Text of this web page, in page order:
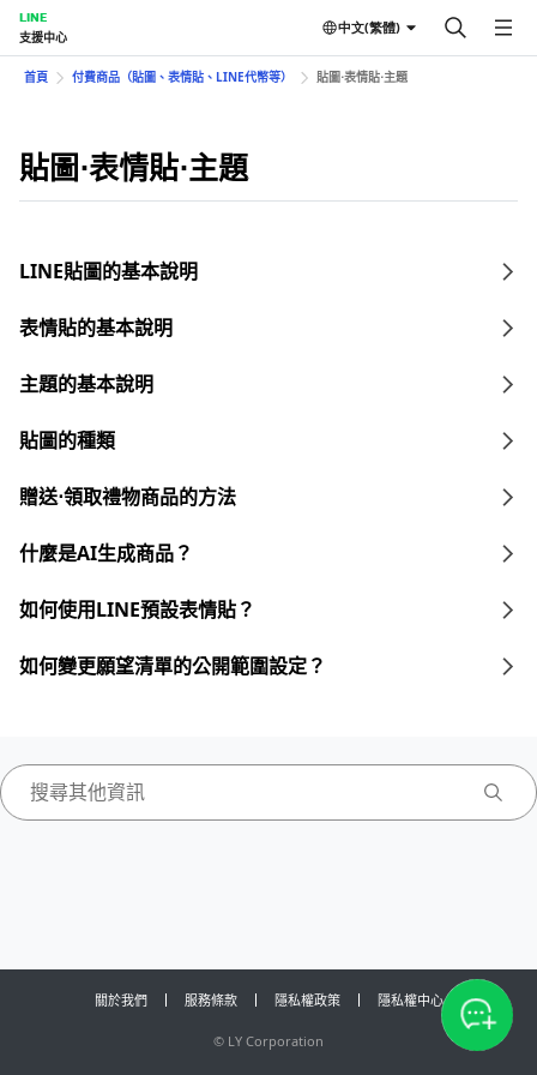
LINE
支援中心
中文(繁體)
首頁 付費商品（貼圖、表情貼、LINE代幣等） 貼圖⋅表情貼⋅主題
貼圖⋅表情貼⋅主題
LINE貼圖的基本說明
表情貼的基本說明
主題的基本說明
貼圖的種類
贈送⋅領取禮物商品的方法
什麼是AI生成商品？
如何使用LINE預設表情貼？
如何變更願望清單的公開範圍設定？
關於我們 服務條款 隱私權政策 隱私權中心
© LY Corporation